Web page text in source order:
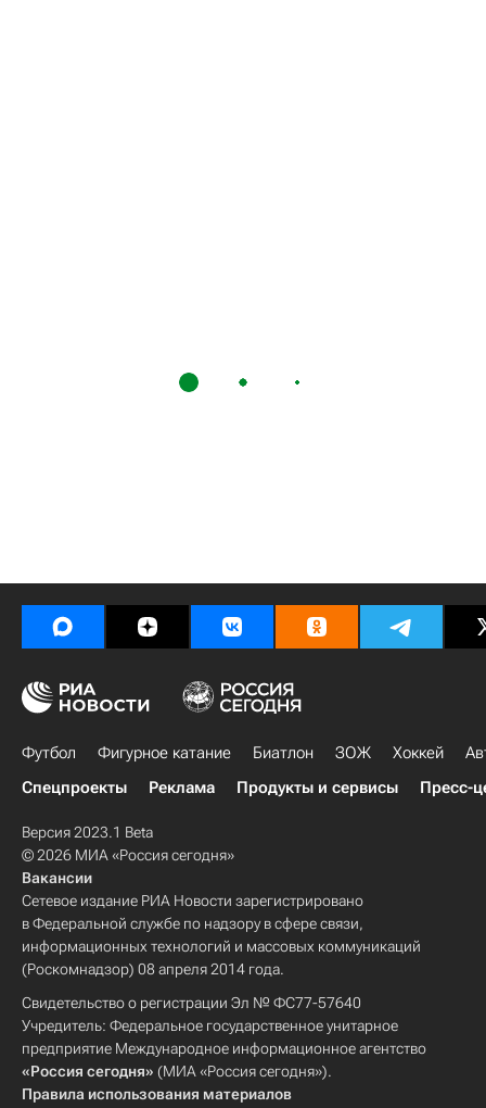
Футбол Фигурное катание Биатлон ЗОЖ Хоккей
Спецпроекты
Реклама Продукты и сервисы Пресс-
Версия 2023.1 Beta
© 2026 МИА «Россия сегодня»
Вакансии
Сетевое издание РИА Новости зарегистрировано
в Федеральной службе по надзору в сфере связи,
информационных технологий и массовых коммуникаций
(Роскомнадзор) 08 апреля 2014 года.
Свидетельство о регистрации Эл № ФС77-57640
Учредитель: Федеральное государственное унитарное
предприятие Международное информационное агентство
«Россия сегодня» (МИА «Россия сегодня»).
Правила использования материалов